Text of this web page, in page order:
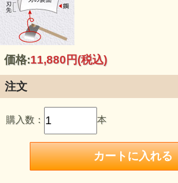
価格:11,880円(税込)
注文
購入数： 本